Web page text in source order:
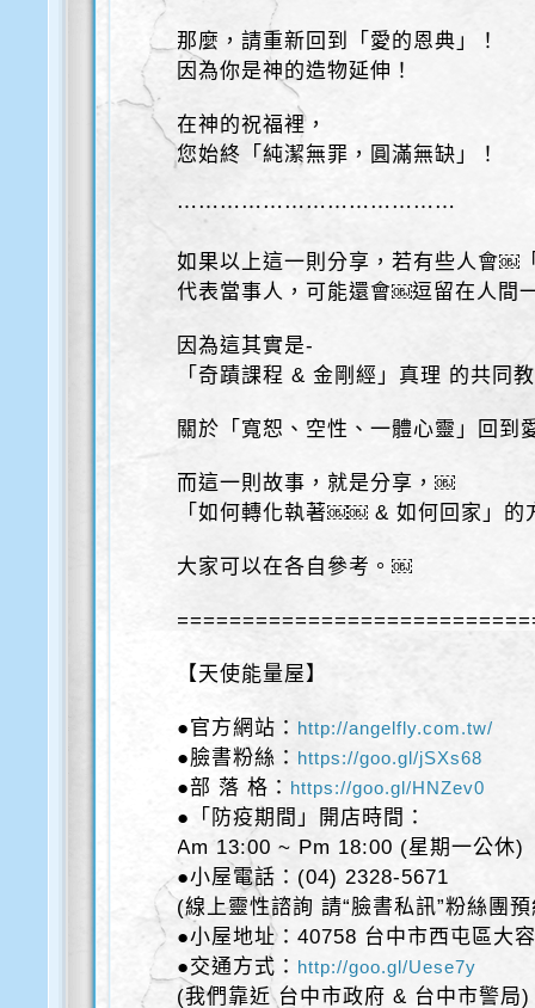
那麼，請重新 回到「愛的恩典」！
因為你是神的造物延伸！
在神的祝福裡，
您始終「純潔無罪，圓滿無缺」！
⋯⋯⋯⋯⋯⋯⋯⋯⋯⋯⋯⋯⋯
如果以上這一則分享，若有些人會￼
代表當事人，可能還會￼逗留在人間
因為這其實是-
「奇蹟課程 & 金剛經」真理 的共同
關於「寬恕、空性、一體心靈」回到
而這一則故事，就是分享，￼
「如何轉化執著￼￼ & 如何回家」的
大家可以在各自參考。￼
【天使能量屋】
●官方網站： http://angelfly.com.tw/
●臉書粉絲： https://goo.gl/jSXs68
●部 落 格： https://goo.gl/HNZev0
●「防疫期間」開店時間：
Am 13:00 ~ Pm 18:00 (星期一公休)
●小屋電話：(04) 2328-5671
(線上靈性諮詢 請“臉書私訊”粉絲團
●小屋地址：40758 台中市西屯區大
●交通方式： http://goo.gl/Uese7y
(我們靠近 台中市政府 & 台中市警局)